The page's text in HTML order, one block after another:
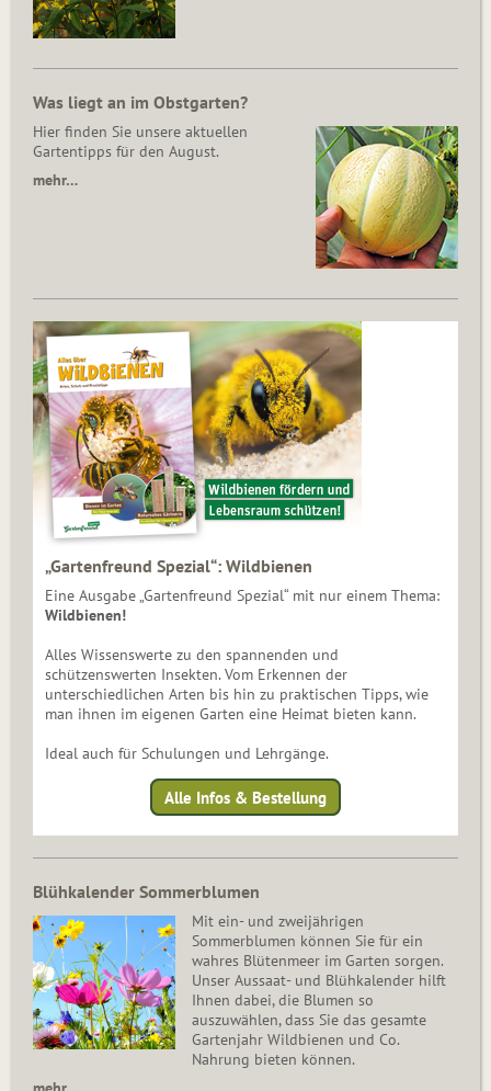
Was liegt an im Obstgarten?
Hier finden Sie unsere aktuellen
Gartentipps für den August.
mehr…
„Gartenfreund Spezial“: Wildbienen
Eine Ausgabe „Gartenfreund Spezial“ mit nur einem Thema:
Wildbienen!
Alles Wissenswerte zu den spannenden und
schützenswerten Insekten. Vom Erkennen der
unterschiedlichen Arten bis hin zu praktischen Tipps, wie
man ihnen im eigenen Garten eine Heimat bieten kann.
Ideal auch für Schulungen und Lehrgänge.
Alle Infos & Bestellung
Blühkalender Sommerblumen
Mit ein- und zweijährigen
Sommerblumen können Sie für ein
wahres Blütenmeer im Garten sorgen.
Unser Aussaat- und Blühkalender hilft
Ihnen dabei, die Blumen so
auszuwählen, dass Sie das gesamte
Gartenjahr Wildbienen und Co.
Nahrung bieten können.